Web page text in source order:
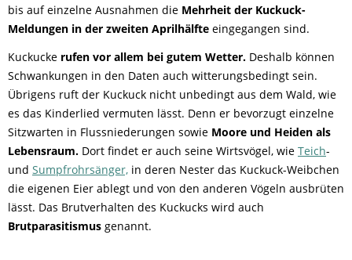
bis auf einzelne Ausnahmen die Mehrheit der Kuckuck-
Meldungen in der zweiten Aprilhälfte eingegangen sind.
Kuckucke rufen vor allem bei gutem Wetter. Deshalb können
Schwankungen in den Daten auch witterungsbedingt sein.
Übrigens ruft der Kuckuck nicht unbedingt aus dem Wald, wie
es das Kinderlied vermuten lässt. Denn er bevorzugt einzelne
Sitzwarten in Flussniederungen sowie Moore und Heiden als
Lebensraum. Dort findet er auch seine Wirtsvögel, wie Teich-
und Sumpfrohrsänger, in deren Nester das Kuckuck-Weibchen
die eigenen Eier ablegt und von den anderen Vögeln ausbrüten
lässt. Das Brutverhalten des Kuckucks wird auch
Brutparasitismus genannt.